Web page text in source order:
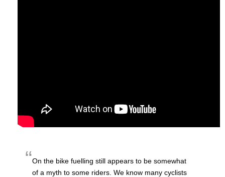
On the bike fuelling still appears to be somewhat
of a myth to some riders. We know many cyclists